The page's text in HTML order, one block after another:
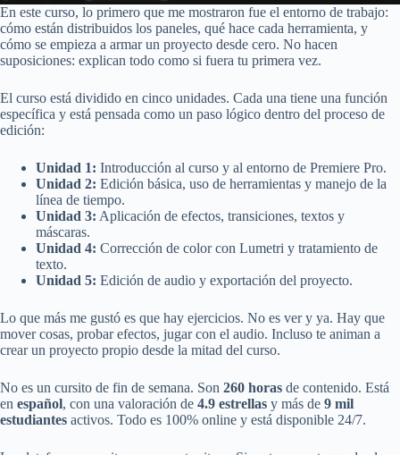
En este curso, lo primero que me mostraron fue el entorno de trabajo:
cómo están distribuidos los paneles, qué hace cada herramienta, y
cómo se empieza a armar un proyecto desde cero. No hacen
suposiciones: explican todo como si fuera tu primera vez.
El curso está dividido en cinco unidades. Cada una tiene una función
específica y está pensada como un paso lógico dentro del proceso de
edición:
Unidad 1: Introducción al curso y al entorno de Premiere Pro.
Unidad 2: Edición básica, uso de herramientas y manejo de la
línea de tiempo.
Unidad 3: Aplicación de efectos, transiciones, textos y
máscaras.
Unidad 4: Corrección de color con Lumetri y tratamiento de
texto.
Unidad 5: Edición de audio y exportación del proyecto.
Lo que más me gustó es que hay ejercicios. No es ver y ya. Hay que
mover cosas, probar efectos, jugar con el audio. Incluso te animan a
crear un proyecto propio desde la mitad del curso.
No es un cursito de fin de semana. Son 260 horas de contenido. Está
en español, con una valoración de 4.9 estrellas y más de 9 mil
estudiantes activos. Todo es 100% online y está disponible 24/7.